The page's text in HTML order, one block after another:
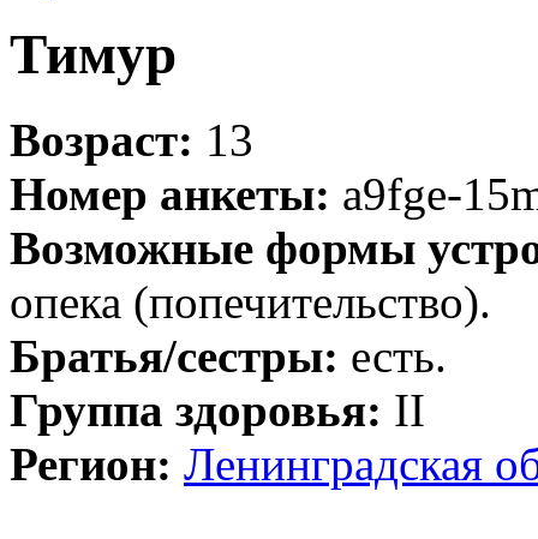
Тимур
Возраст: 13
Номер анкеты: a9fge-
Возможные формы
опека (попечительство).
Братья/сестры: есть.
Группа здоровья: II
Регион: Ленинградская